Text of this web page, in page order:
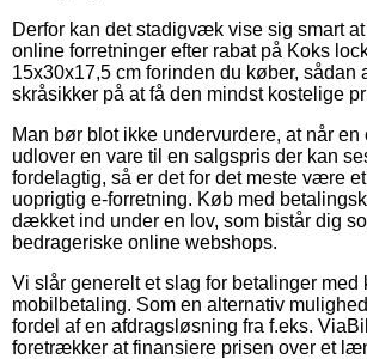
Derfor kan det stadigvæk vise sig smart
online forretninger efter rabat på Koks
15x30x17,5 cm forinden du køber, sådan
skråsikker på at få den mindst kostelige
Man bør blot ikke undervurdere, at når
udlover en vare til en salgspris der kan
fordelagtig, så er det for det meste være
uoprigtig e-forretning. Køb med
dækket ind under en lov, som bistår dig
bedrageriske online webshops.
Vi slår generelt et slag for betalinger med
mobilbetaling. Som en alternativ
fordel af en afdragsløsning fra f.eks.
foretrækker at finansiere prisen over et